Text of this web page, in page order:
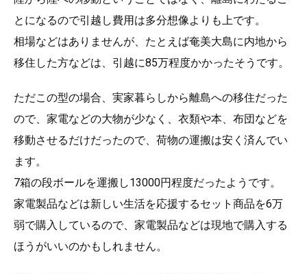
とになるので引越し費用は多分想像よりも上です。
相場などはありませんが、たとえば奄美大島に内地から
移住した方などは、引越に85万程度かかったそうです。
ただこの型の場合、実家暮らしから離島への移住だった
ので、家電などの大物が少なく、衣類や本、布団などを
移動させるだけだったので、荷物の運搬は安く済んでい
ます。
7箱の段ボールを運搬し13000円程度だったようです。
家電製品などは新しい生活を応援するセット商品を6万
弱で購入しているので、家電製品などは現地で購入する
ほうがいいのかもしれません。